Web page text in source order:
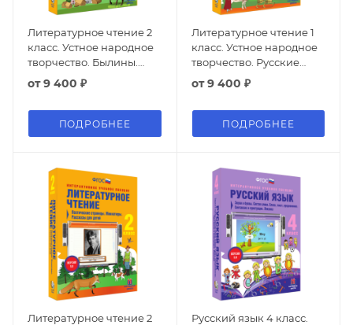
Литературное чтение 2
класс. Устное народное
творчество. Былины.
Богатырские сказки.
от9 400 ₽
ПОДРОБНЕЕ
Литературное чтение 1
класс. Устное народное
творчество. Русские
народные сказки.
Рассказы для детей
от9 400 ₽
ПОДРОБНЕЕ
Литературное чтение 2
Русский язык 4 класс.